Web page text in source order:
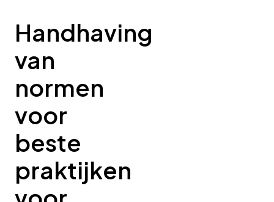
Handhaving
van
normen
voor
beste
praktijken